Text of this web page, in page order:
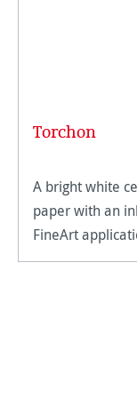
Torchon
A bright white
paper with an
FineArt